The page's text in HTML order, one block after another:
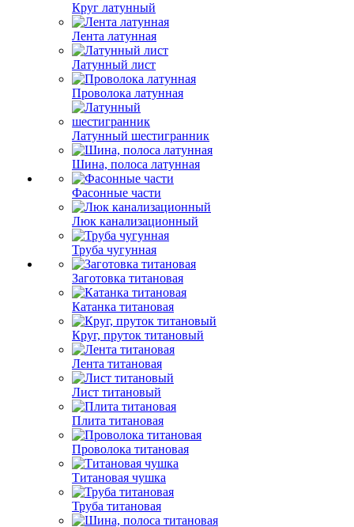
Круг латунный
Лента латунная
Латунный лист
Проволока латунная
Латунный шестигранник
Шина, полоса латунная
Фасонные части
Люк канализационный
Труба чугунная
Заготовка титановая
Катанка титановая
Круг, пруток титановый
Лента титановая
Лист титановый
Плита титановая
Проволока титановая
Титановая чушка
Труба титановая